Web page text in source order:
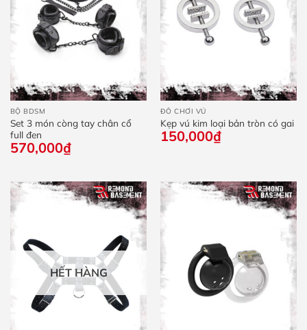
BỘ BDSM
Set 3 món còng tay chân cổ
full đen
570,000₫
ĐỒ CHƠI VÚ
Kẹp vú kim loại bản tròn có gai
150,000₫
HẾT HÀNG